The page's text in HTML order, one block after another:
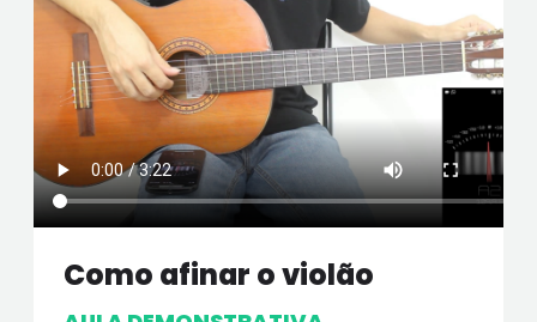
Como afinar o violão